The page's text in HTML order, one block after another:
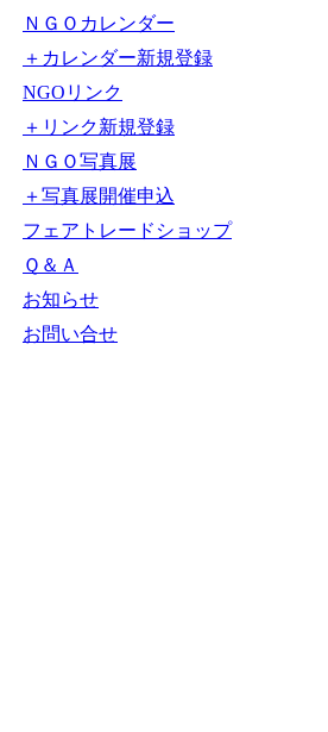
ＮＧＯカレンダー
＋カレンダー新規登録
NGOリンク
＋リンク新規登録
ＮＧＯ写真展
＋写真展開催申込
フェアトレードショップ
Ｑ＆Ａ
お知らせ
お問い合せ